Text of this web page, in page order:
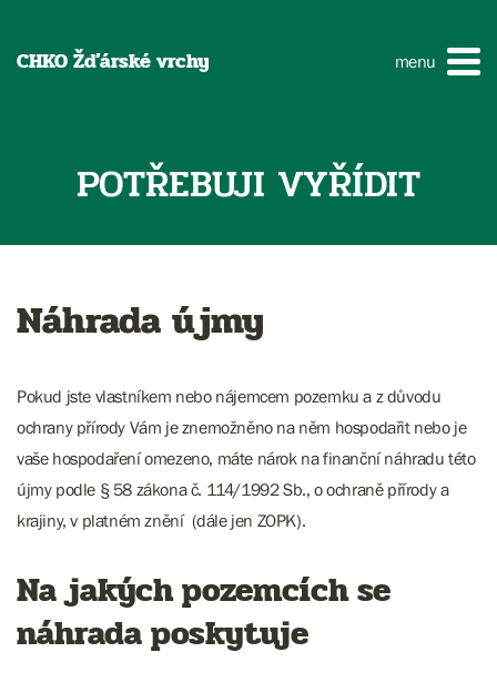
CHKO Žďárské vrchy menu
POTŘEBUJI VYŘÍDIT
Náhrada újmy
Pokud jste vlastníkem nebo nájemcem pozemku a z důvodu
ochrany přírody Vám je znemožněno na něm hospodařit nebo je
vaše hospodaření omezeno, máte nárok na finanční náhradu této
újmy podle § 58 zákona č. 114/1992 Sb., o ochraně přírody a
krajiny, v platném znění (dále jen ZOPK).
Na jakých pozemcích se
náhrada poskytuje